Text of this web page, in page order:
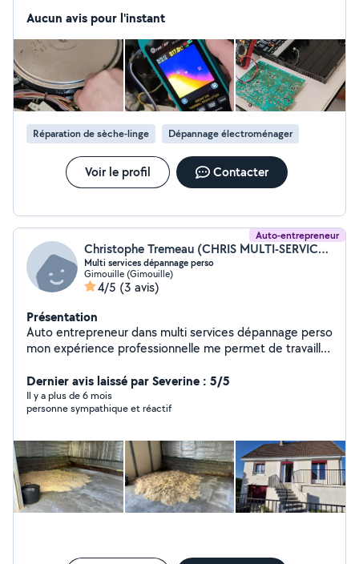
Aucun avis pour l'instant
Réparation de sèche-linge Dépannage électroménager
Voir le profil Contacter
Auto-entrepreneur
Christophe Tremeau (CHRIS MULTI-SERVICES DEPANNAGES)
Multi services dépannage perso
Gimouille (Gimouille)
4/5 (3 avis)
Présentation
Auto entrepreneur dans multi services dépannage perso
mon expérience professionnelle me permet de travailler
Dernier avis laissé par Severine : 5/5
Il y a plus de 6 mois
personne sympathique et réactif